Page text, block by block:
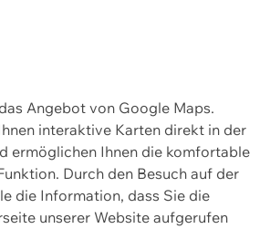
Angebot von Google Maps.
interaktive Karten direkt in der
ermöglichen Ihnen die komfortable
Durch den Besuch auf der
die Information, dass Sie die
unserer Website aufgerufen